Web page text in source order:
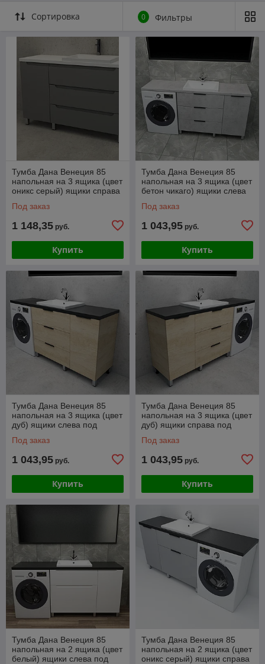
Сортировка 0 Фильтры
Тумба Дана Венеция 85
напольная на 3 ящика (цвет
оникс серый) ящики справа
стиральной
Под заказ
1 148,35 руб.
Купить
Тумба Дана Венеция 85
напольная на 3 ящика (цвет
бетон чикаго) ящики слева
стиральной
Под заказ
1 043,95 руб.
Купить
Тумба Дана Венеция 85
напольная на 3 ящика (цвет
дуб) ящики слева под
стиральной машиной
Под заказ
1 043,95 руб.
Купить
Тумба Дана Венеция 85
напольная на 3 ящика (цвет
дуб) ящики справа под
стиральной машиной
Под заказ
1 043,95 руб.
Купить
Тумба Дана Венеция 85
напольная на 2 ящика (цвет
белый) ящики слева под
Тумба Дана Венеция 85
напольная на 2 ящика (цвет
оникс серый) ящики справа